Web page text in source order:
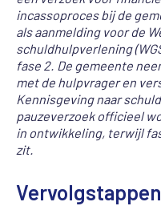
incassoproces bij de
als aanmelding voor de
schuldhulpverlening
fase 2. De gemeente
met de hulpvrager en
Kennisgeving naar
pauzeverzoek officieel
in ontwikkeling, terwijl
zit.
Vervolgstappen